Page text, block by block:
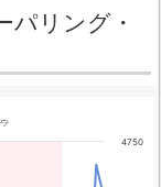
リング・
4750